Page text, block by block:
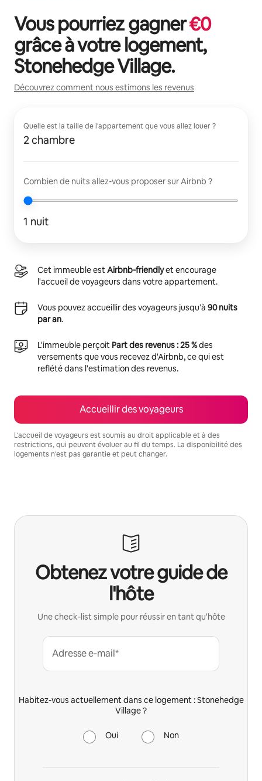
Vous pourriez gagner€0
grâce à votre logement,
Stonehedge Village.
Découvrez comment nous estimons les revenus
Quelle est la taille de l'appartement que vous allez louer ?
2 chambre
Combien de nuits allez-vous proposer sur Airbnb ?
1 nuit
Cet immeuble estAirbnb-friendlyet encourage
l'accueil de voyageurs dans votre appartement.
Vous pouvez accueillir des voyageurs jusqu'à 90 nuits
par an.
L'immeuble perçoit Part des revenus : 25 %des
versements que vous recevez d'Airbnb, ce qui est
reflété dans l'estimation des revenus.
Accueillir des voyageurs
L'accueil de voyageurs est soumis au droit applicable et à des
restrictions, qui peuvent évoluer au fil du temps. La disponibilité des
logements n'est pas garantie et peut changer.
Obtenez votre guide de
l'hôte
Une check-list simple pour réussir en tant qu'hôte
Adresse e-mail*
Habitez-vous actuellement dans ce logement : Stonehedge
Village ?
Oui Non